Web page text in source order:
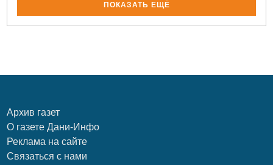
ПОКАЗАТЬ ЕЩЁ
Архив газет
О газете Дани-Инфо
Реклама на сайте
Связаться с нами